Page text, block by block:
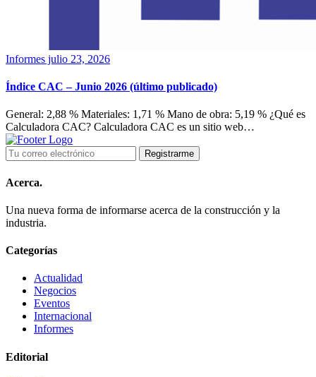
Informes julio 23, 2026
Índice CAC – Junio 2026 (último publicado)
General: 2,88 % Materiales: 1,71 % Mano de obra: 5,19 % ¿Qué es
Calculadora CAC? Calculadora CAC es un sitio web…
Acerca.
Una nueva forma de informarse acerca de la construcción y la
industria.
Categorías
Actualidad
Negocios
Eventos
Internacional
Informes
Editorial